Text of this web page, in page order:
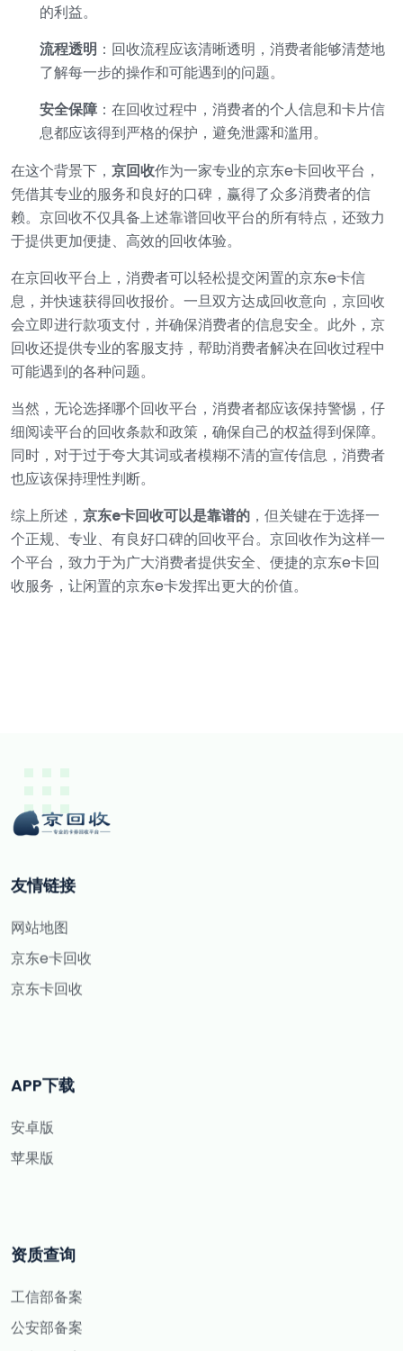
的利益。
流程透明 ：回收流程应该清晰透明，消费者能够清楚地
了解每一步的操作和可能遇到的问题。
安全保障 ：在回收过程中，消费者的个人信息和卡片信
息都应该得到严格的保护，避免泄露和滥用。
在这个背景下， 京回收作为一家专业的京东e卡回收平台，
凭借其专业的服务和良好的口碑，赢得了众多消费者的信
赖。京回收不仅具备上述靠谱回收平台的所有特点，还致力
于提供更加便捷、高效的回收体验。
在京回收平台上，消费者可以轻松提交闲置的京东e卡信
息，并快速获得回收报价。一旦双方达成回收意向，京回收
会立即进行款项支付，并确保消费者的信息安全。此外，京
回收还提供专业的客服支持，帮助消费者解决在回收过程中
可能遇到的各种问题。
当然，无论选择哪个回收平台，消费者都应该保持警惕，仔
细阅读平台的回收条款和政策，确保自己的权益得到保障。
同时，对于过于夸大其词或者模糊不清的宣传信息，消费者
也应该保持理性判断。
综上所述， 京东e卡回收可以是靠谱的 ，但关键在于选择一
个正规、专业、有良好口碑的回收平台。京回收作为这样一
个平台，致力于为广大消费者提供安全、便捷的京东e卡回
收服务，让闲置的京东e卡发挥出更大的价值。
友情链接
网站地图
京东e卡回收
京东卡回收
APP下载
安卓版
苹果版
资质查询
工信部备案
公安部备案